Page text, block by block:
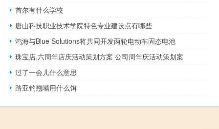
首尔有什么学校
唐山科技职业技术学院特色专业建设点有哪些
鸿海与Blue Solutions将共同开发两轮电动车固态电池
珠宝店,六周年店庆活动策划方案 公司周年庆活动策划案
过了一会儿什么意思
路亚钓翘嘴用什么饵